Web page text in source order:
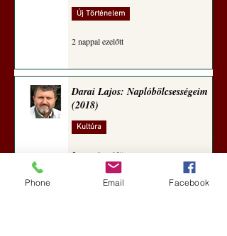
Új Történelem
2 nappal ezelőtt
Darai Lajos: Naplóbölcsességeim
(2018)
Kultúra
5 nappal ezelőtt
Phone Email Facebook